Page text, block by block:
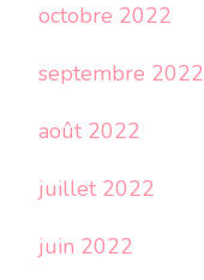
octobre 2022
septembre 2022
août 2022
juillet 2022
juin 2022